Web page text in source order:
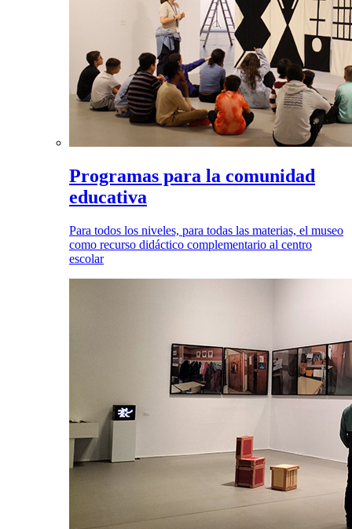
Programas para la comunidad
educativa
Para todos los niveles, para todas las materias, el museo
como recurso didáctico complementario al centro
escolar